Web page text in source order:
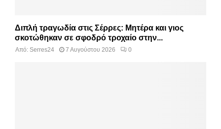
Διπλή τραγωδία στις Σέρρες: Μητέρα και γιος
σκοτώθηκαν σε σφοδρό τροχαίο στην...
Από: Serres24 7 Αυγούστου 2026 0